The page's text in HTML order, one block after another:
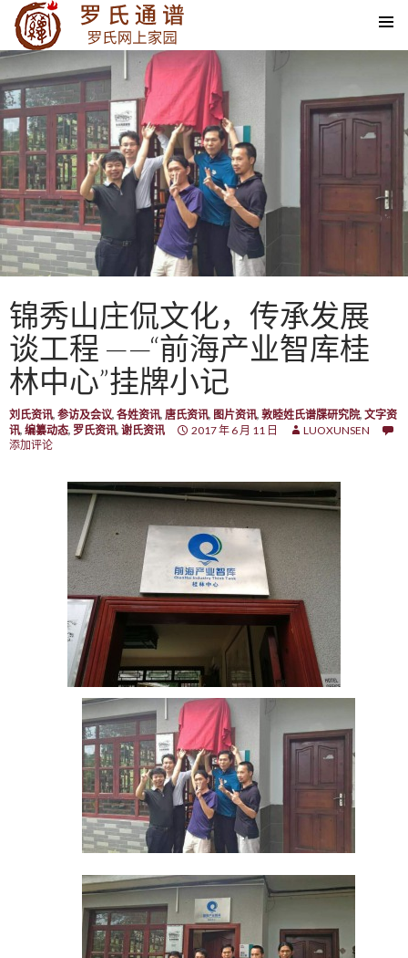
SKIP TO CONTENT
锦秀山庄侃文化，传承发展
谈工程 ——“前海产业智库桂
林中心”挂牌小记
刘氏资讯, 参访及会议, 各姓资讯, 唐氏资讯, 图片资讯, 敦睦姓氏谱牒研究院, 文字资
讯, 编纂动态, 罗氏资讯, 谢氏资讯 2017 年 6 月 11 日
LUOXUNSEN
添加评论